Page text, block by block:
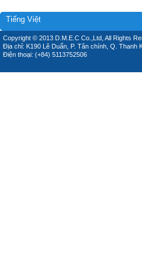
Tiếng Việt
Copyright © 2013 D.M.E.C Co.,Ltd, All Rights
Địa chỉ: K190 Lê Duẩn, P. Tân chính, Q. Thanh
Điện thoại: (+84) 5113752506